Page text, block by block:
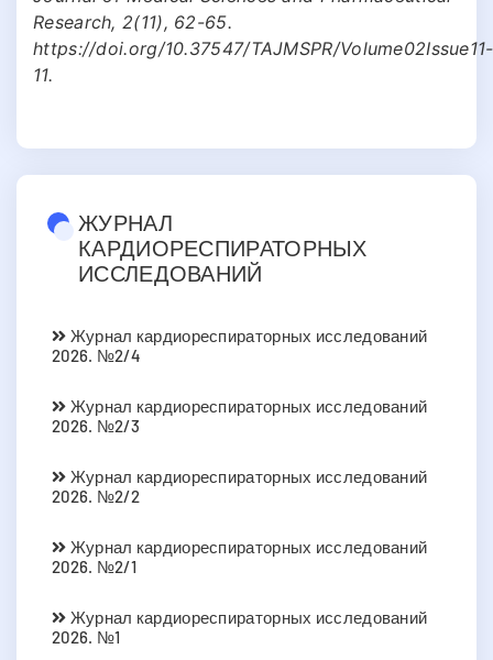
Research, 2(11), 62-65.
https://doi.org/10.37547/TAJMSPR/Volume02Issue11-
11.
ЖУРНАЛ
КАРДИОРЕСПИРАТОРНЫХ
ИССЛЕДОВАНИЙ
Журнал кардиореспираторных исследований
2026. №2/4
Журнал кардиореспираторных исследований
2026. №2/3
Журнал кардиореспираторных исследований
2026. №2/2
Журнал кардиореспираторных исследований
2026. №2/1
Журнал кардиореспираторных исследований
2026. №1